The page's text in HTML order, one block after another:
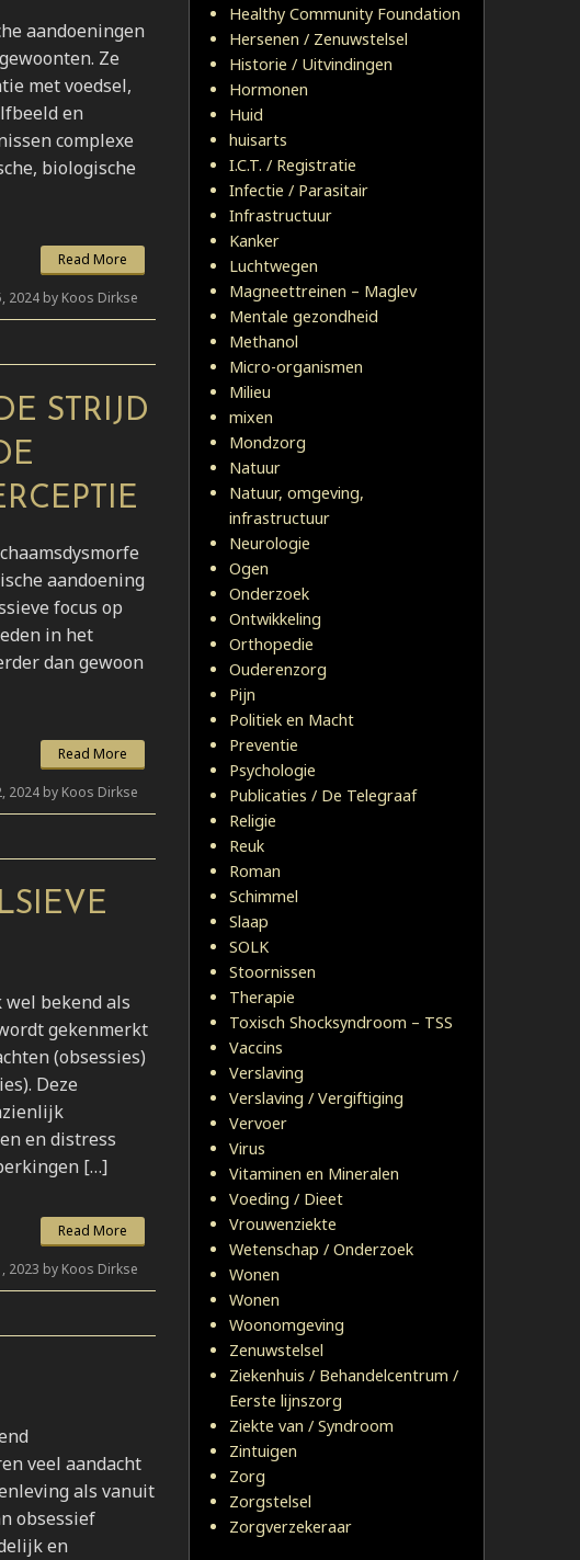
aandoeningen
Ze
met voedsel,
en
complexe
biologische
Read More
2024 by Koos Dirkse
STRIJD
aandoening
focus op
in het
dan gewoon
Read More
2024 by Koos Dirkse
wel bekend als
gekenmerkt
(obsessies)
Deze
en distress
[…]
Read More
2023 by Koos Dirkse
veel aandacht
als vanuit
obsessief
en
Healthy Community Foundation
Hersenen / Zenuwstelsel
Historie / Uitvindingen
Hormonen
Huid
huisarts
I.C.T. / Registratie
Infectie / Parasitair
Infrastructuur
Kanker
Luchtwegen
Magneettreinen – Maglev
Mentale gezondheid
Methanol
Micro-organismen
Milieu
mixen
Mondzorg
Natuur
Natuur, omgeving,
infrastructuur
Neurologie
Ogen
Onderzoek
Ontwikkeling
Orthopedie
Ouderenzorg
Pijn
Politiek en Macht
Preventie
Psychologie
Publicaties / De Telegraaf
Religie
Reuk
Roman
Schimmel
Slaap
SOLK
Stoornissen
Therapie
Toxisch Shocksyndroom – TSS
Vaccins
Verslaving
Verslaving / Vergiftiging
Vervoer
Virus
Vitaminen en Mineralen
Voeding / Dieet
Vrouwenziekte
Wetenschap / Onderzoek
Wonen
Wonen
Woonomgeving
Zenuwstelsel
Ziekenhuis / Behandelcentrum /
Eerste lijnszorg
Ziekte van / Syndroom
Zintuigen
Zorg
Zorgstelsel
Zorgverzekeraar